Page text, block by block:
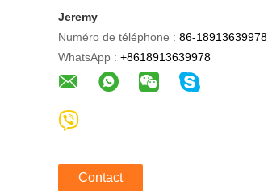
Jeremy
Numéro de téléphone : 86-18913639978
WhatsApp : +8618913639978
Contact